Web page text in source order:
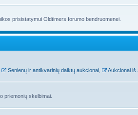
prisistatymui Oldtimers forumo bendruomenei.
Senienų ir antikvarinių daiktų aukcionai, Aukcionai iš
priemonių skelbimai.